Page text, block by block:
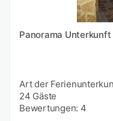
Panorama
Art der
24 Gäste
Bewertungen: 4